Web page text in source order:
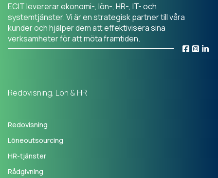
ECIT levererar ekonomi-, lön-, HR-, IT- och
systemtjänster. Vi är en strategisk partner till våra
kunder och hjälper dem att effektivisera sina
verksamheter för att möta framtiden.
Redovisning, Lön & HR
Redovisning
Löneoutsourcing
HR-tjänster
Rådgivning